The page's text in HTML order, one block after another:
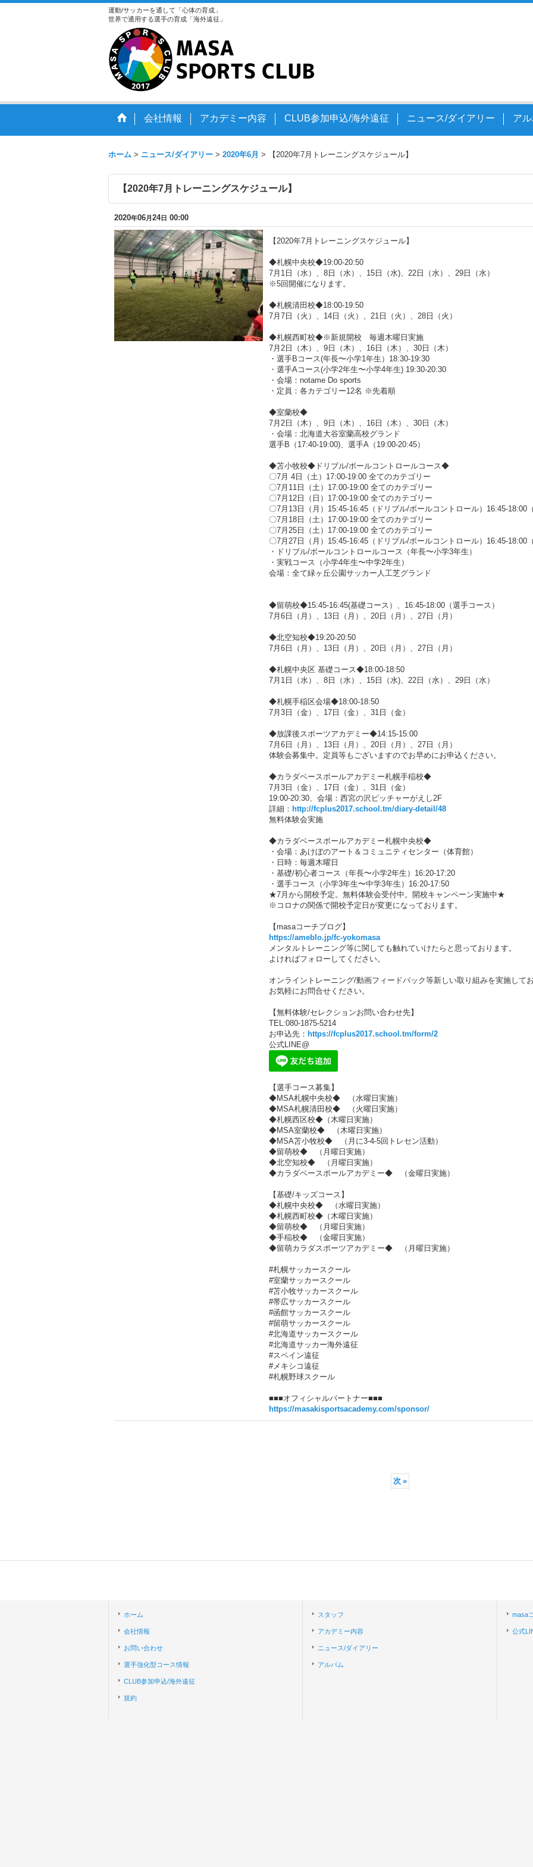
運動/サッカーを通して「心体の育成」
世界で通用する選手の育成「海外遠征」
会社情報 アカデミー内容 CLUB参加申込/海外遠征 ニュース/ダイアリー ア
ホーム > ニュース/ダイアリー > 2020年6月 > 【2020年7月トレーニングスケジュール】
【2020年7月トレーニングスケジュール】
2020年06月24日 00:00
【2020年7月トレーニングスケジュール】
◆札幌中央校◆19:00-20:50
7月1日（水）、8日（水）、15日（水)、22日（水）、29日（水）
※5回開催になります。
◆札幌清田校◆18:00-19:50
7月7日（火）、14日（火）、21日（火）、28日（火）
◆札幌西町校◆※新規開校 毎週木曜日実施
7月2日（木）、9日（木）、16日（木）、30日（木）
・選手Bコース(年長〜小学1年生）18:30-19:30
・選手Aコース(小学2年生〜小学4年生) 19:30-20:30
・会場：notame Do sports
・定員：各カテゴリー12名 ※先着順
◆室蘭校◆
7月2日（木）、9日（木）、16日（木）、30日（木）
・会場：北海道大谷室蘭高校グランド
選手B（17:40-19:00)、選手A（19:00-20:45）
◆苫小牧校◆ドリブル/ボールコントロールコース◆
〇7月 4日（土）17:00-19:00 全てのカテゴリー
〇7月11日（土）17:00-19:00 全てのカテゴリー
〇7月12日（日）17:00-19:00 全てのカテゴリー
〇7月13日（月）15:45-16:45（ドリブル/ボールコントロール）16:45-18:00
〇7月18日（土）17:00-19:00 全てのカテゴリー
〇7月25日（土）17:00-19:00 全てのカテゴリー
〇7月27日（月）15:45-16:45（ドリブル/ボールコントロール）16:45-18:00
・ドリブル/ボールコントロールコース（年長〜小学3年生）
・実戦コース（小学4年生〜中学2年生）
会場：全て緑ヶ丘公園サッカー人工芝グランド
◆留萌校◆15:45-16:45(基礎コース）、16:45-18:00（選手コース）
7月6日（月）、13日（月）、20日（月）、27日（月）
◆北空知校◆19:20-20:50
7月6日（月）、13日（月）、20日（月）、27日（月）
◆札幌中央区 基礎コース◆18:00-18:50
7月1日（水）、8日（水）、15日（水)、22日（水）、29日（水）
◆札幌手稲区会場◆18:00-18:50
7月3日（金）、17日（金）、31日（金）
◆放課後スポーツアカデミー◆14:15-15:00
7月6日（月）、13日（月）、20日（月）、27日（月）
体験会募集中。定員等もございますのでお早めにお申込ください。
◆カラダベースボールアカデミー札幌手稲校◆
7月3日（金）、17日（金）、31日（金）
19:00-20:30、会場：西宮の沢ピッチャーがえし2F
詳細： http://fcplus2017.school.tm/diary-detail/48
無料体験会実施
◆カラダベースボールアカデミー札幌中央校◆
・会場：あけぼのアート＆コミュニティセンター（体育館）
・日時：毎週木曜日
・基礎/初心者コース（年長〜小学2年生）16:20-17:20
・選手コース（小学3年生〜中学3年生）16:20-17:50
★7月から開校予定。無料体験会受付中。開校キャンペーン実施中★
※コロナの関係で開校予定日が変更になっております。
【masaコーチブログ】
https://ameblo.jp/fc-yokomasa
メンタルトレーニング等に関しても触れていけたらと思っております。
よければフォローしてください。
オンライントレーニング/動画フィードバック等新しい取り組みを実施してお
お気軽にお問合せください。
【無料体験/セレクションお問い合わせ先】
TEL:080-1875-5214
お申込先： https://fcplus2017.school.tm/form/2
公式LINE@
【選手コース募集】
◆MSA札幌中央校◆ （水曜日実施）
◆MSA札幌清田校◆ （火曜日実施）
◆札幌西区校◆（木曜日実施）
◆MSA室蘭校◆ （木曜日実施）
◆MSA苫小牧校◆ （月に3-4-5回トレセン活動）
◆留萌校◆ （月曜日実施）
◆北空知校◆ （月曜日実施）
◆カラダベースボールアカデミー◆ （金曜日実施）
【基礎/キッズコース】
◆札幌中央校◆ （水曜日実施）
◆札幌西町校◆（木曜日実施）
◆留萌校◆ （月曜日実施）
◆手稲校◆ （金曜日実施）
◆留萌カラダスポーツアカデミー◆ （月曜日実施）
#札幌サッカースクール
#室蘭サッカースクール
#苫小牧サッカースクール
#帯広サッカースクール
#函館サッカースクール
#留萌サッカースクール
#北海道サッカースクール
#北海道サッカー海外遠征
#スペイン遠征
#メキシコ遠征
#札幌野球スクール
■■■オフィシャルパートナー■■■
https://masakisportsacademy.com/sponsor/
次 »
ホーム
会社情報
お問い合わせ
選手強化型コース情報
CLUB参加申込/海外遠征
規約
スタッフ
アカデミー内容
ニュース/ダイアリー
アルバム
masa
公式